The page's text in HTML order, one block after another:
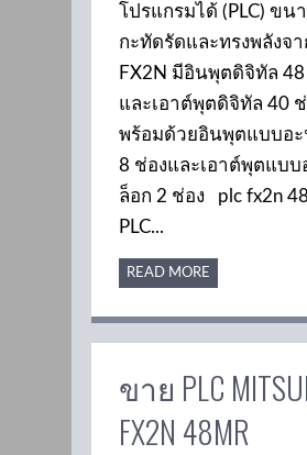
โปรแกรมได้ (PLC) ขน
กะทัดรัดและทรงพลังจ
FX2N มีอินพุตดิจิทัล 48
และเอาต์พุตดิจิทัล 40
พร้อมด้วยอินพุตแบบอะ
8 ช่องและเอาต์พุตแบบ
ล็อก 2 ช่อง plc fx2n
PLC...
READ MORE
ขาย PLC
FX2N 48MR